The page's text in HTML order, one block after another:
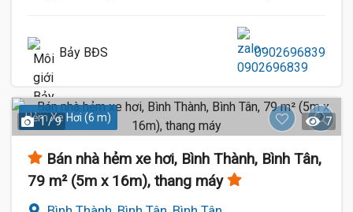
Bảy BĐS 0902696839
Hẻm Xe Hơi (6 m)
1 / 9 7
Bán nhà hẻm xe hơi, Bình Thành, Bình Tân,
79 m² (5m x 16m), thang máy